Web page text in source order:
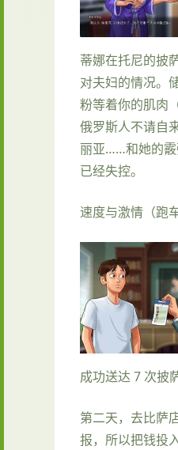
蒂娜在托尼的披
对夫妇的情况。
粉等着你的肌肉
俄罗斯人不请自
丽亚……和她的霰
已经失控。
速度与激情（跑车
成功送达 7 次披
第二天，去比萨
报，所以把钱投